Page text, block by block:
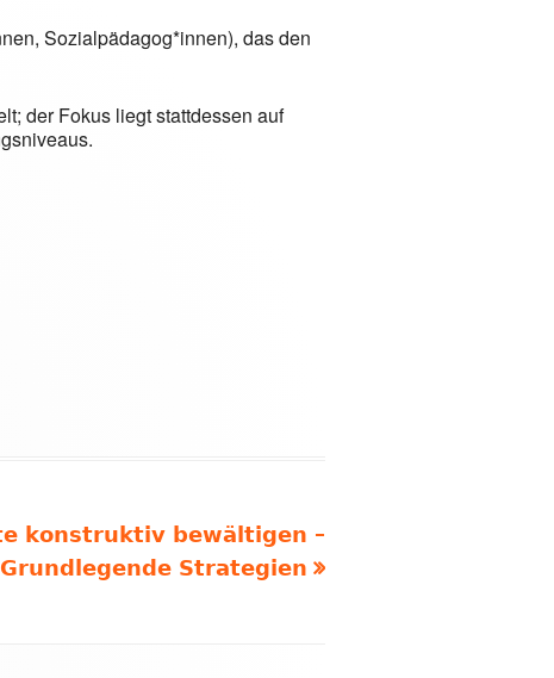
Sozialpädagog*innen), das den
der Fokus liegt stattdessen auf
konstruktiv bewältigen –
Grundlegende Strategien